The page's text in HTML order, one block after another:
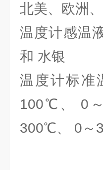
北美、欧洲
温度计感温
和 水银
温度计标
100℃、 0
300℃、 0～